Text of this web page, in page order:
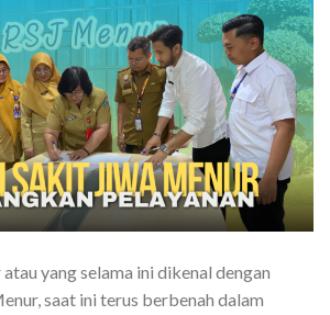
yang selama ini dikenal dengan
saat ini terus berbenah dalam